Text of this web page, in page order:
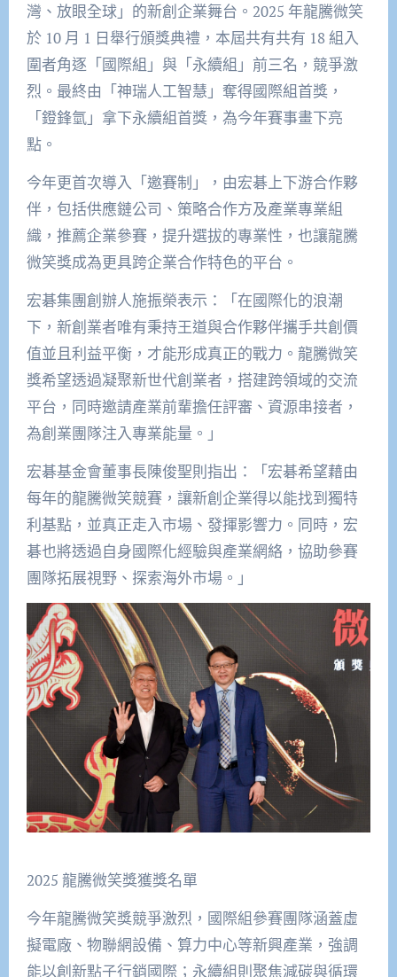
灣、放眼全球」的新創企業舞台。2025 年龍騰微笑
於 10月 1 日舉行頒獎典禮，本屆共有共有 18 組入
圍者角逐「國際組」與「永續組」前三名，競爭激
烈。最終由 「神瑞人工智慧 」奪得國際組首獎，
「鐙鋒氫」拿下永續組首獎，為今年賽事畫下亮
點。
今年更首次導入「邀賽制」，由宏碁上下游合作夥
伴，包括供應鏈公司、策略合作方及產業專業組
織，推薦企業參賽，提升選拔的專業性，也讓龍騰
微笑獎成為更具跨企業合作特色的平台。
宏碁集團創辦人施振榮表示：「在國際化的浪潮
下，新創業者唯有秉持王道與合作夥伴攜手共創價
值並且利益平衡，才能形成真正的戰力。龍騰微笑
獎希望透過凝聚新世代創業者，搭建跨領域的交流
平台，同時邀請產業前輩擔任評審、資源串接者，
為創業團隊注入專業能量。」
宏碁基金會董事長陳俊聖則指出：「宏碁希望藉由
每年的龍騰微笑競賽，讓新創企業得以能找到獨特
利基點，並真正走入市場、發揮影響力。同時，宏
碁也將透過自身國際化經驗與產業網絡，協助參賽
團隊拓展視野、探索海外市場。」
2025 龍騰微笑獎獲獎名單
今年龍騰微笑獎競爭激烈，國際組參賽團隊涵蓋虛
擬電廠、 物聯網設備、 算力中心等新興產業，強調
能以創新點子行銷國際；永續組則聚焦減碳與循環